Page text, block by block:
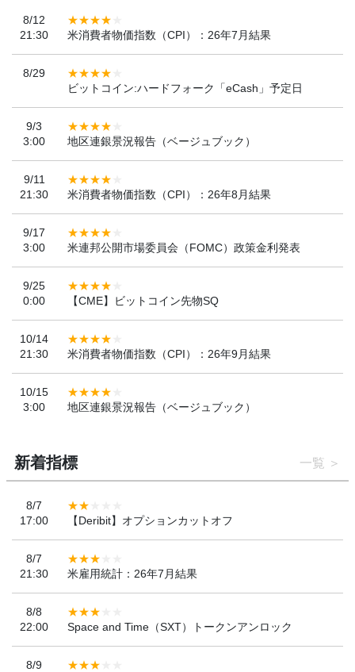
8/12
21:30
米消費者物価指数（CPI）：26年7月結果
8/29
ビットコイン:ハードフォーク「eCash」予定日
9/3
3:00
地区連銀景況報告（ベージュブック）
9/11
21:30
米消費者物価指数（CPI）：26年8月結果
9/17
3:00
米連邦公開市場委員会（FOMC）政策金利発表
9/25
0:00
【CME】ビットコイン先物SQ
10/14
21:30
米消費者物価指数（CPI）：26年9月結果
10/15
3:00
地区連銀景況報告（ベージュブック）
新着指標 一覧
8/7
17:00
【Deribit】オプションカットオフ
8/7
21:30
米雇用統計：26年7月結果
8/8
22:00
Space and Time（SXT）トークンアンロック
8/9